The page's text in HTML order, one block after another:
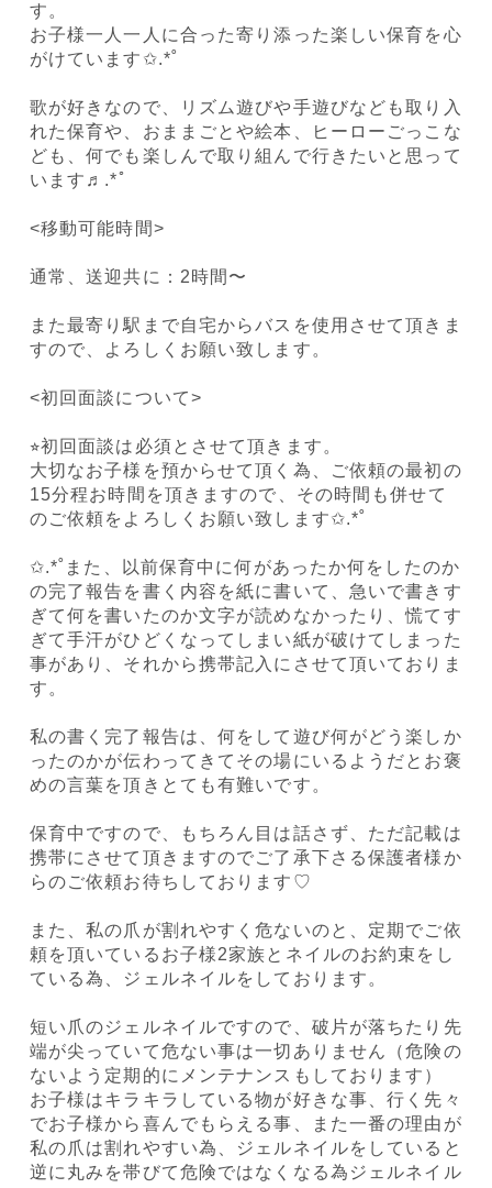
す。
お子様一人一人に合った寄り添った楽しい保育を心
がけています✩.*˚
歌が好きなので、リズム遊びや手遊びなども取り入
れた保育や、おままごとや絵本、ヒーローごっこな
ども、何でも楽しんで取り組んで行きたいと思って
います♬.*ﾟ
<移動可能時間>
通常、送迎共に：2時間〜
また最寄り駅まで自宅からバスを使用させて頂きま
すので、よろしくお願い致します。
<初回面談について>
⭐︎初回面談は必須とさせて頂きます。
大切なお子様を預からせて頂く為、ご依頼の最初の
15分程お時間を頂きますので、その時間も併せて
のご依頼をよろしくお願い致します✩.*˚
✩.*˚また、以前保育中に何があったか何をしたのか
の完了報告を書く内容を紙に書いて、急いで書きす
ぎて何を書いたのか文字が読めなかったり、慌てす
ぎて手汗がひどくなってしまい紙が破けてしまった
事があり、それから携帯記入にさせて頂いておりま
す。
私の書く完了報告は、何をして遊び何がどう楽しか
ったのかが伝わってきてその場にいるようだとお褒
めの言葉を頂きとても有難いです。
保育中ですので、もちろん目は話さず、ただ記載は
携帯にさせて頂きますのでご了承下さる保護者様か
らのご依頼お待ちしております♡
また、私の爪が割れやすく危ないのと、定期でご依
頼を頂いているお子様2家族とネイルのお約束をし
ている為、ジェルネイルをしております。
短い爪のジェルネイルですので、破片が落ちたり先
端が尖っていて危ない事は一切ありません（危険の
ないよう定期的にメンテナンスもしております）
お子様はキラキラしている物が好きな事、行く先々
でお子様から喜んでもらえる事、また一番の理由が
私の爪は割れやすい為、ジェルネイルをしていると
逆に丸みを帯びて危険ではなくなる為ジェルネイル